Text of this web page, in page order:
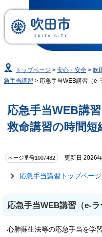
トップページ >安心・安全 > 吹
急手当講習 > 応急手当WEB講習（e-
応急手当WEB講
救命講習の時間短
ページ番号1007482 更新日 2026
応急手当講習トップペー
応急手当WEB講習（e-
心肺蘇生法等の応急手当を学